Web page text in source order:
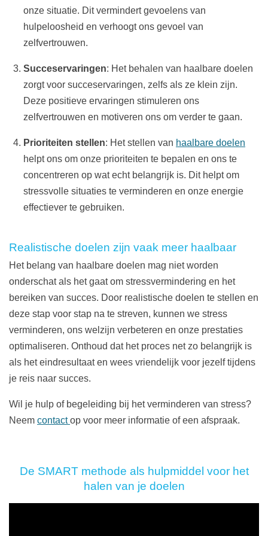
onze situatie. Dit vermindert gevoelens van
hulpeloosheid en verhoogt ons gevoel van
zelfvertrouwen.
Succeservaringen: Het behalen van haalbare doelen
zorgt voor succeservaringen, zelfs als ze klein zijn.
Deze positieve ervaringen stimuleren ons
zelfvertrouwen en motiveren ons om verder te gaan.
Prioriteiten stellen: Het stellen van haalbare doelen
helpt ons om onze prioriteiten te bepalen en ons te
concentreren op wat echt belangrijk is. Dit helpt om
stressvolle situaties te verminderen en onze energie
effectiever te gebruiken.
Realistische doelen zijn vaak meer haalbaar
Het belang van haalbare doelen mag niet worden
onderschat als het gaat om stressvermindering en het
bereiken van succes. Door realistische doelen te stellen en
deze stap voor stap na te streven, kunnen we stress
verminderen, ons welzijn verbeteren en onze prestaties
optimaliseren. Onthoud dat het proces net zo belangrijk is
als het eindresultaat en wees vriendelijk voor jezelf tijdens
je reis naar succes.
Wil je hulp of begeleiding bij het verminderen van stress?
Neem contactop voor meer informatie of een afspraak.
De SMART methode als hulpmiddel voor het
halen van je doelen